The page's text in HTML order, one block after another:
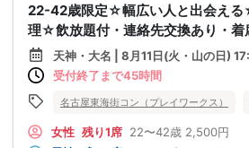
22-42歳限定☆幅広い人と出会え
理☆飲放題付・連絡先交換あり・着
天神・大名 | 8月11日(火・山の日)
受付終了まで45時間
名古屋東海街コン（プレイワークス）
女性 残り1席 22〜42歳 2,500円